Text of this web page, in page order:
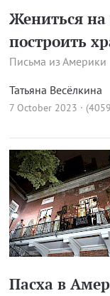
Жениться на
построить
Письма из Америки
Татьяна Весёлкина
7 October 2023 ·
Пасха в